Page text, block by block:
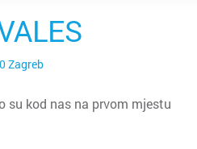
Zagreb
su kod nas na prvom mjestu